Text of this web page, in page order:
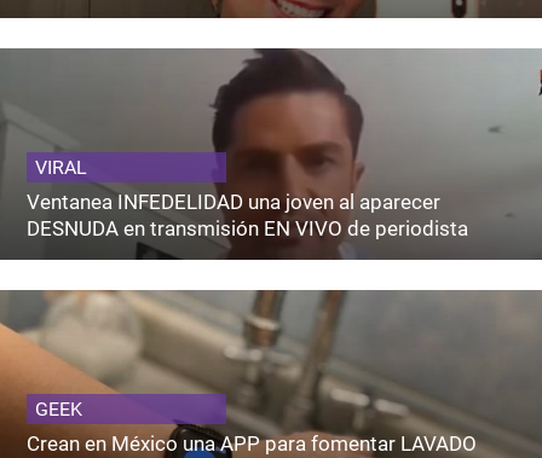
VIRAL
Ventanea INFEDELIDAD una joven al aparecer
DESNUDA en transmisión EN VIVO de periodista
GEEK
Crean en México una APP para fomentar LAVADO